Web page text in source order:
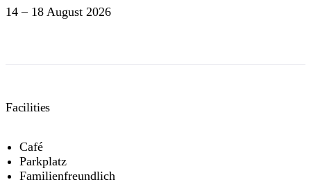
14 – 18 August 2026
Facilities
Café
Parkplatz
Familienfreundlich